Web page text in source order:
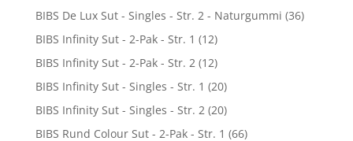
BIBS De Lux Sut - Singles - Str. 2 - Naturgummi (36)
BIBS Infinity Sut - 2-Pak - Str. 1 (12)
BIBS Infinity Sut - 2-Pak - Str. 2 (12)
BIBS Infinity Sut - Singles - Str. 1 (20)
BIBS Infinity Sut - Singles - Str. 2 (20)
BIBS Rund Colour Sut - 2-Pak - Str. 1 (66)